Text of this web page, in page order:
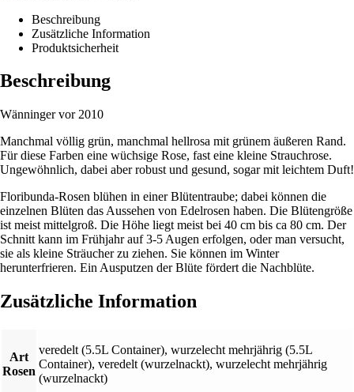
Beschreibung
Zusätzliche Information
Produktsicherheit
Beschreibung
Wänninger vor 2010
Manchmal völlig grün, manchmal hellrosa mit grünem äußeren Rand.
Für diese Farben eine wüchsige Rose, fast eine kleine Strauchrose.
Ungewöhnlich, dabei aber robust und gesund, sogar mit leichtem Duft!
Floribunda-Rosen blühen in einer Blütentraube; dabei können die
einzelnen Blüten das Aussehen von Edelrosen haben. Die Blütengröße
ist meist mittelgroß. Die Höhe liegt meist bei 40 cm bis ca 80 cm. Der
Schnitt kann im Frühjahr auf 3-5 Augen erfolgen, oder man versucht,
sie als kleine Sträucher zu ziehen. Sie können im Winter
herunterfrieren. Ein Ausputzen der Blüte fördert die Nachblüte.
Zusätzliche Information
Art
Rosen
veredelt (5.5L Container), wurzelecht mehrjährig (5.5L
Container), veredelt (wurzelnackt), wurzelecht mehrjährig
(wurzelnackt)